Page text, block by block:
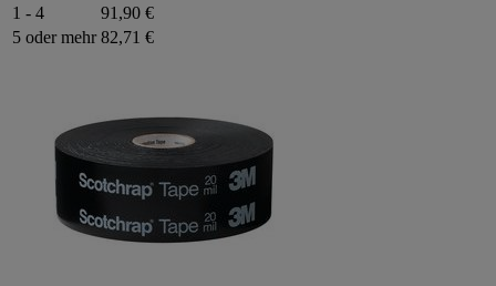
1 - 4
91,90 €
5 oder mehr 82,71 €